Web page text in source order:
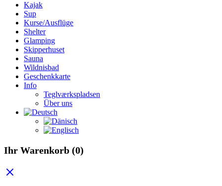
Kajak
Sup
Kurse/Ausflüge
Shelter
Glamping
Skipperhuset
Sauna
Wildnisbad
Geschenkkarte
Info
Teglværkspladsen
Über uns
Ihr Warenkorb (0)